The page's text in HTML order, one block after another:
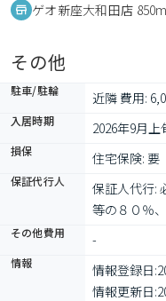
ゲオ新座大和田店 850m
その他
駐車/駐輪 近隣 費用:
入居時期 2026年9月上
損保 住宅保険: 要
保証代行人
保証人代行:
等の８０％
その他費用 -
情報 情報登録日:
情報更新日: